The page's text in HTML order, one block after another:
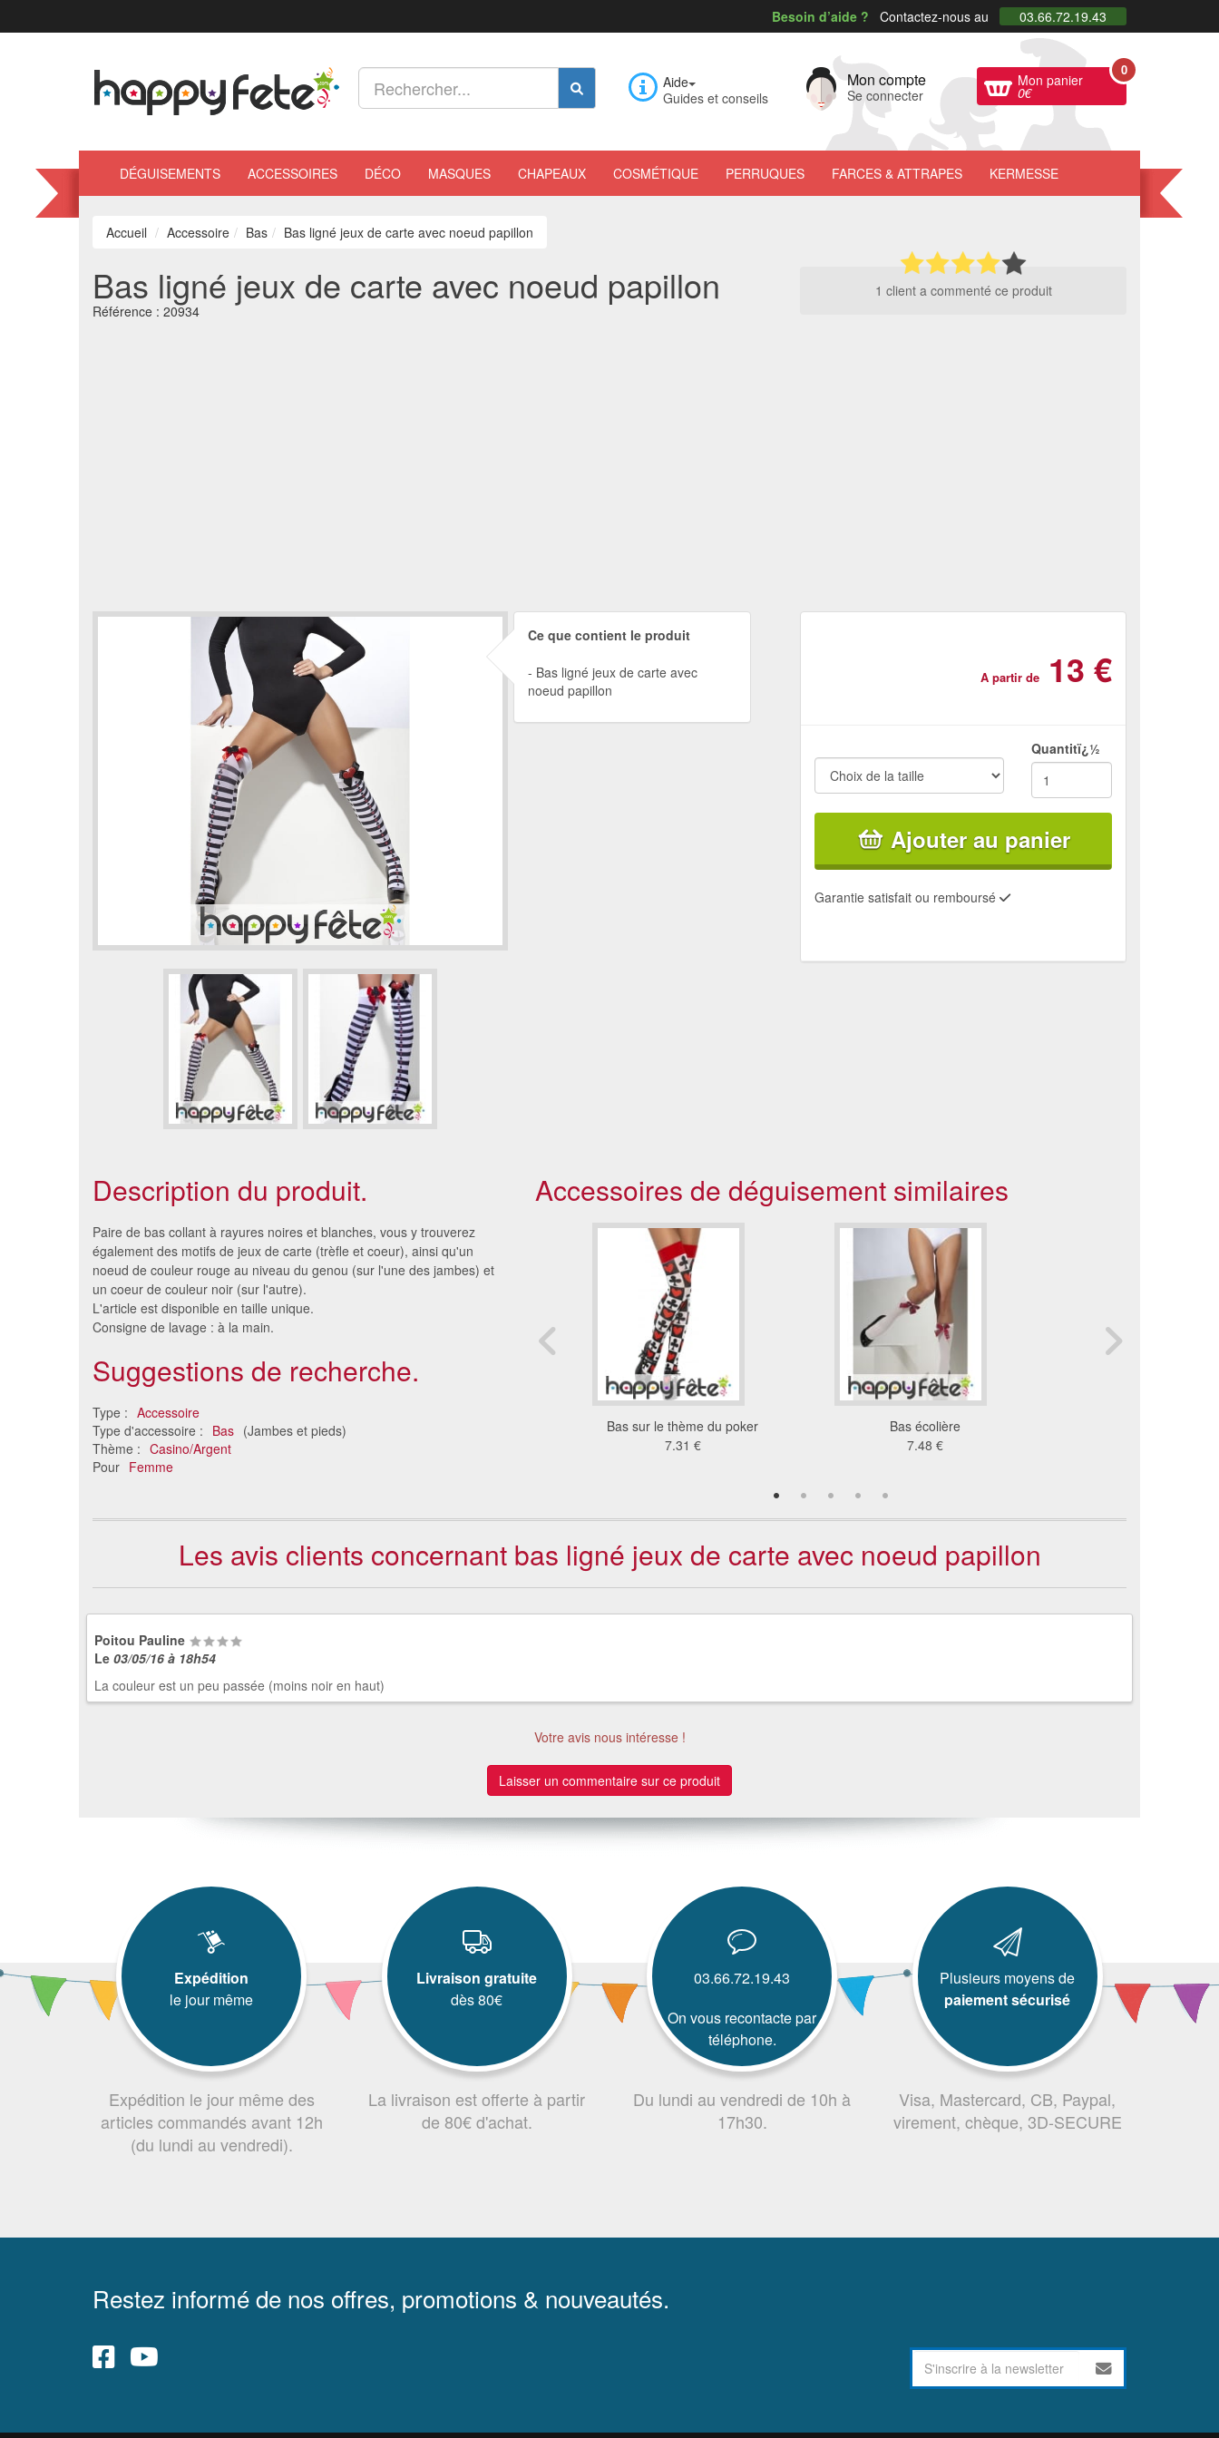
Besoin d’aide ? Contactez-nous au 03.66.72.19.43
Aide
Guides et conseils
Mon compte
Se connecter
Mon panier
0€
0
DÉGUISEMENTS ACCESSOIRES DÉCO MASQUES CHAPEAUX COSMÉTIQUE PERRUQUES FARCES & ATTRAPES KERMESSE
Accueil Accessoire Bas Bas ligné jeux de carte avec noeud papillon
Bas ligné jeux de carte avec noeud papillon
Référence : 20934
1 client a commenté ce produit
Ce que contient le produit
Bas ligné jeux de carte avec
noeud papillon
A partir de 13 €
Quantitï¿½
Ajouter au panier
Garantie satisfait ou remboursé
Description du produit.
Paire de bas collant à rayures noires et blanches, vous y trouverez
également des motifs de jeux de carte (trèfle et coeur), ainsi qu'un
noeud de couleur rouge au niveau du genou (sur l'une des jambes) et
un coeur de couleur noir (sur l'autre).
L'article est disponible en taille unique.
Consigne de lavage : à la main.
Suggestions de recherche.
Type : Accessoire
Type d'accessoire : Bas (Jambes et pieds)
Thème : Casino/Argent
Pour Femme
Accessoires de déguisement similaires
Bas squelette
7.26 €
Bas sur le thème du poker
7.31 €
Bas écolière
7.48 €
Les avis clients concernant bas ligné jeux de carte avec noeud papillon
Poitou Pauline
Le 03/05/16 à 18h54
La couleur est un peu passée (moins noir en haut)
Votre avis nous intéresse !
Laisser un commentaire sur ce produit
Expédition
le jour même
Expédition le jour même des
articles commandés avant 12h
(du lundi au vendredi).
Livraison gratuite
dès 80€
La livraison est offerte à partir
de 80€ d'achat.
03.66.72.19.43
On vous recontacte par
téléphone.
Du lundi au vendredi de 10h à
17h30.
Plusieurs moyens de
paiement sécurisé
Visa, Mastercard, CB, Paypal,
virement, chèque, 3D-SECURE
Restez informé de nos offres, promotions & nouveautés.